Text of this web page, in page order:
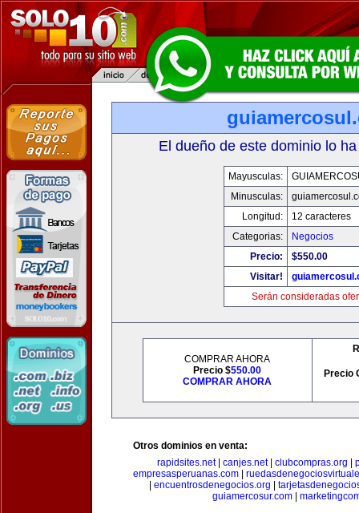
El dueño de este dominio lo
Mayusculas:
Minusculas:
Longitud:
12 caracteres
Categorias:
Negocios
Precio:
$550.00
Visitar!
Serán consideradas
COMPRAR AHORA
Precio $550.00
COMPRAR AHORA
Precio
Otros dominios en venta:
rapidsites.net| canjes.net| clubcompras.org
empresasperuanas.com
encuentrosdenegocios.org
guiamercosur.com